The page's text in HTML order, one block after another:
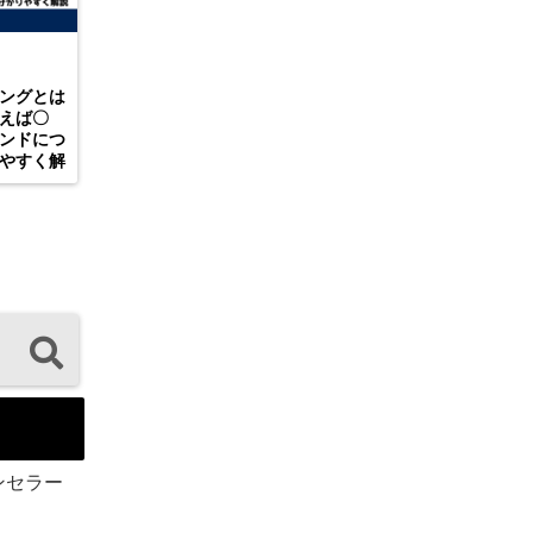
グとは
ば〇
ドにつ
すく解
セラー